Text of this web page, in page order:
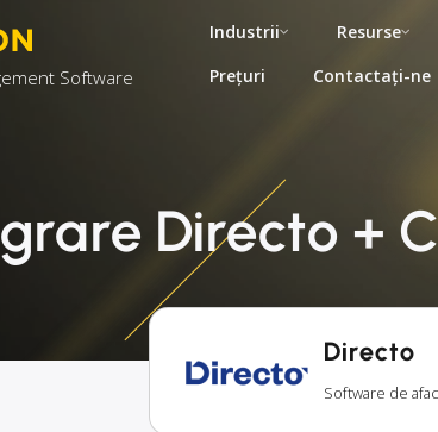
Software
Industrii
Resurse
Prețuri
Contactați-ne
Directo +
Directo
Software de